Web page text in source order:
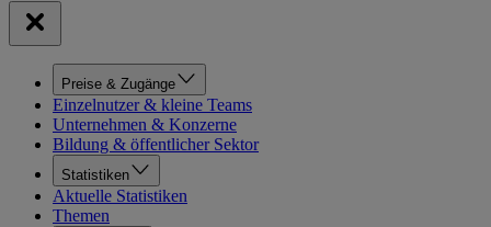
Preise & Zugänge
Einzelnutzer & kleine Teams
Unternehmen & Konzerne
Bildung & öffentlicher Sektor
Statistiken
Aktuelle Statistiken
Themen